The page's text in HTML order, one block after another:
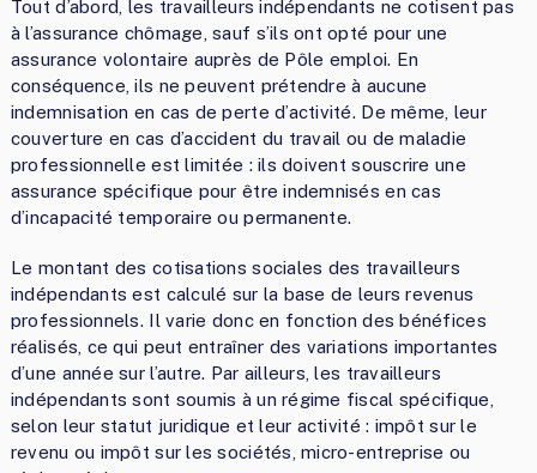
Tout d’abord, les travailleurs indépendants ne cotisent pas
à l’assurance chômage, sauf s’ils ont opté pour une
assurance volontaire auprès de Pôle emploi. En
conséquence, ils ne peuvent prétendre à aucune
indemnisation en cas de perte d’activité. De même, leur
couverture en cas d’accident du travail ou de maladie
professionnelle est limitée : ils doivent souscrire une
assurance spécifique pour être indemnisés en cas
d’incapacité temporaire ou permanente.
Le montant des cotisations sociales des travailleurs
indépendants est calculé sur la base de leurs revenus
professionnels. Il varie donc en fonction des bénéfices
réalisés, ce qui peut entraîner des variations importantes
d’une année sur l’autre. Par ailleurs, les travailleurs
indépendants sont soumis à un régime fiscal spécifique,
selon leur statut juridique et leur activité : impôt sur le
revenu ou impôt sur les sociétés, micro-entreprise ou